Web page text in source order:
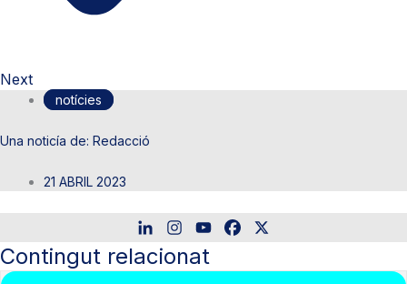
Next
notícies
Redacció
21 ABRIL 2023
Contingut relacionat